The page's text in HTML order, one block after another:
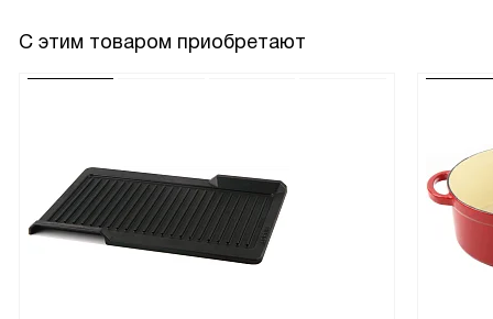
С этим товаром приобретают